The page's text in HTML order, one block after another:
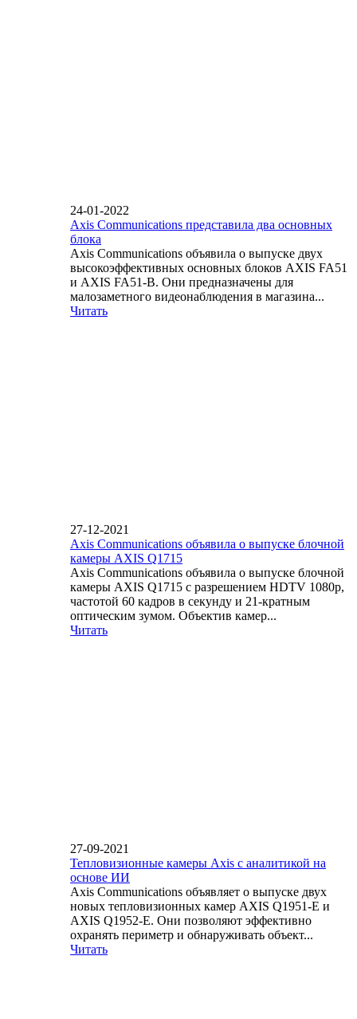
24-01-2022
Axis Communications представила два основных
блока
Axis Communications объявила о выпуске двух
высокоэффективных основных блоков AXIS FA51
и AXIS FA51-B. Они предназначены для
малозаметного видеонаблюдения в магазина...
Читать
27-12-2021
Axis Communications объявила о выпуске блочной
камеры AXIS Q1715
Axis Communications объявила о выпуске блочной
камеры AXIS Q1715 с разрешением HDTV 1080p,
частотой 60 кадров в секунду и 21-кратным
оптическим зумом. Объектив камер...
Читать
27-09-2021
Тепловизионные камеры Axis с аналитикой на
основе ИИ
Axis Communications объявляет о выпуске двух
новых тепловизионных камер AXIS Q1951-E и
AXIS Q1952-E. Они позволяют эффективно
охранять периметр и обнаруживать объект...
Читать